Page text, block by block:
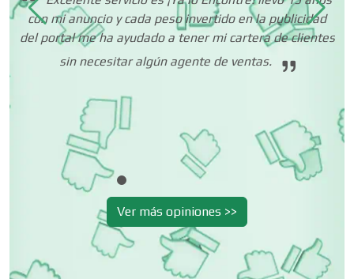
Deportes
Depósitos Dentales
Dermatólogos
Desarrollo de Software
con mi anuncio y cada peso invertido en la publicidad
del portal me ha ayudado a tener mi cartera de clientes
sin necesitar algún agente de ventas.
Ver más opiniones >>